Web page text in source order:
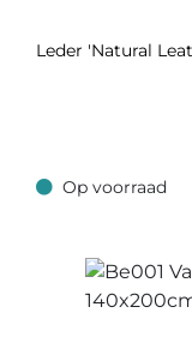
Leder 'Natural
Op voorraad
Op voorraad